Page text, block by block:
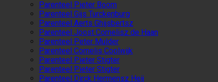
Parenteel Pieter Boom
Parenteel Gijs Turckenburg
Parenteel Aerts Ghijsbertsz
Parenteel Joost Cornelisz de Haan
Parenteel Peter Mulder
Parenteel Cornelis Coolwijk
Parenteel Pieter Stigter
Parenteel Pieter Stigter
Parenteel Dirck Hermensz Heij